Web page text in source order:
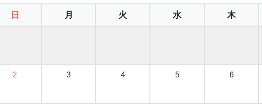
日 月 火 水 木
2 3 4 5 6